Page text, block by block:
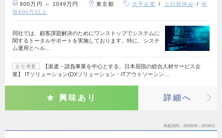
800万円 ～ 1049万円 東京都 大手企業 土日祝休み
年
収600万以上
同社では、顧客課題解決のためにワンストップでシステムに
関するトータルサポートを実施しております。特に、システ
ム運用とヘル…
会社概要
【派遣・請負事業を中心とする、日本屈指の総合人材サービス企
業】 ITソリューション(DXソリューション・ITアウトソーシン…
興味あり 詳細へ
掲載期間 26/08/08～26/08/21